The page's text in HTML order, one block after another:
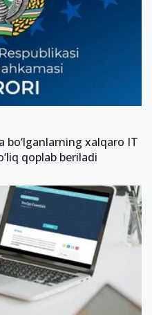
bo‘lganlarning xalqaro IT
qoplab beriladi